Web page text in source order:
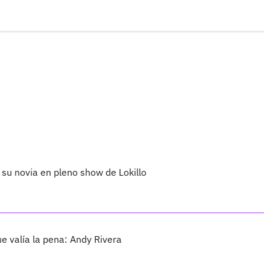
novia en pleno show de Lokillo
valía la pena: Andy Rivera